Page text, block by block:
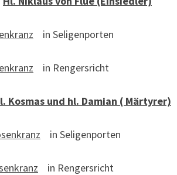
in Seligenporten
in Rengersricht
Kosmas und hl. Damian ( Märtyrer)
in Seligenporten
in Rengersricht